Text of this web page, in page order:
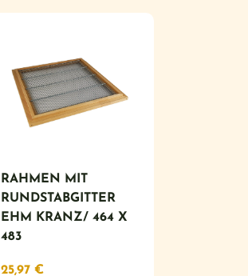
RAHMEN MIT
RUNDSTABGITTER
EHM KRANZ/ 464 X
483
25,97€